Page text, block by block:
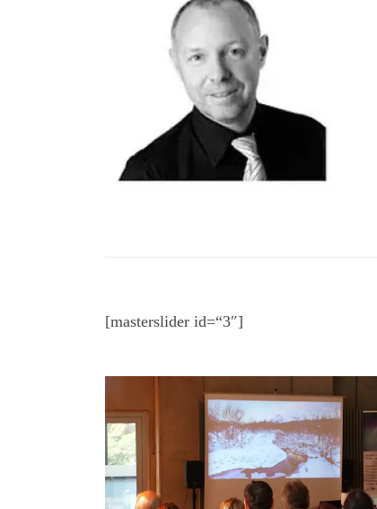
[masterslider id=“3″]